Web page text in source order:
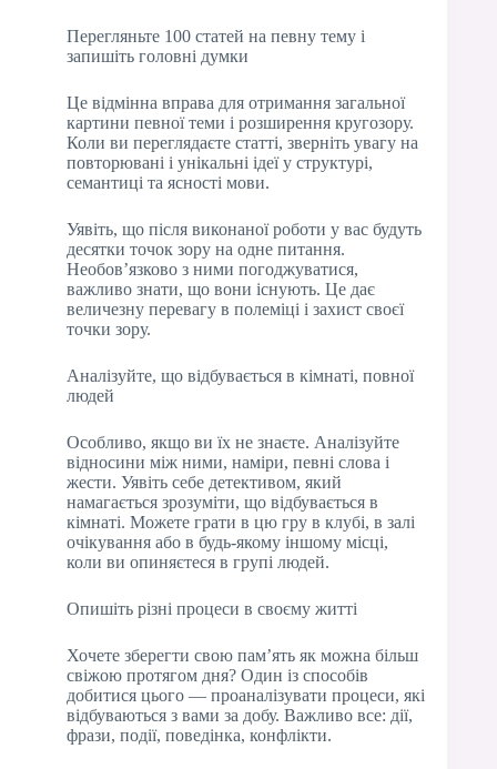
Перегляньте 100 статей на певну тему і
запишіть головні думки
Це відмінна вправа для отримання загальної
картини певної теми і розширення кругозору.
Коли ви переглядаєте статті, зверніть увагу на
повторювані і унікальні ідеї у структурі,
семантиці та ясності мови.
Уявіть, що після виконаної роботи у вас будуть
десятки точок зору на одне питання.
Необов’язково з ними погоджуватися,
важливо знати, що вони існують. Це дає
величезну перевагу в полеміці і захист своєї
точки зору.
Аналізуйте, що відбувається в кімнаті, повної
людей
Особливо, якщо ви їх не знаєте. Аналізуйте
відносини між ними, наміри, певні слова і
жести. Уявіть себе детективом, який
намагається зрозуміти, що відбувається в
кімнаті. Можете грати в цю гру в клубі, в залі
очікування або в будь-якому іншому місці,
коли ви опиняєтеся в групі людей.
Опишіть різні процеси в своєму житті
Хочете зберегти свою пам’ять як можна більш
свіжою протягом дня? Один із способів
добитися цього — проаналізувати процеси, які
відбуваються з вами за добу. Важливо все: дії,
фрази, події, поведінка, конфлікти.